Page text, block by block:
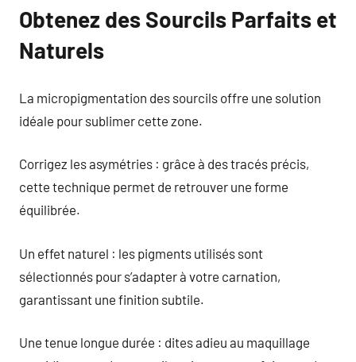
Obtenez des Sourcils Parfaits et
Naturels
La micropigmentation des sourcils offre une solution
idéale pour sublimer cette zone.
Corrigez les asymétries : grâce à des tracés précis,
cette technique permet de retrouver une forme
équilibrée.
Un effet naturel : les pigments utilisés sont
sélectionnés pour s’adapter à votre carnation,
garantissant une finition subtile.
Une tenue longue durée : dites adieu au maquillage